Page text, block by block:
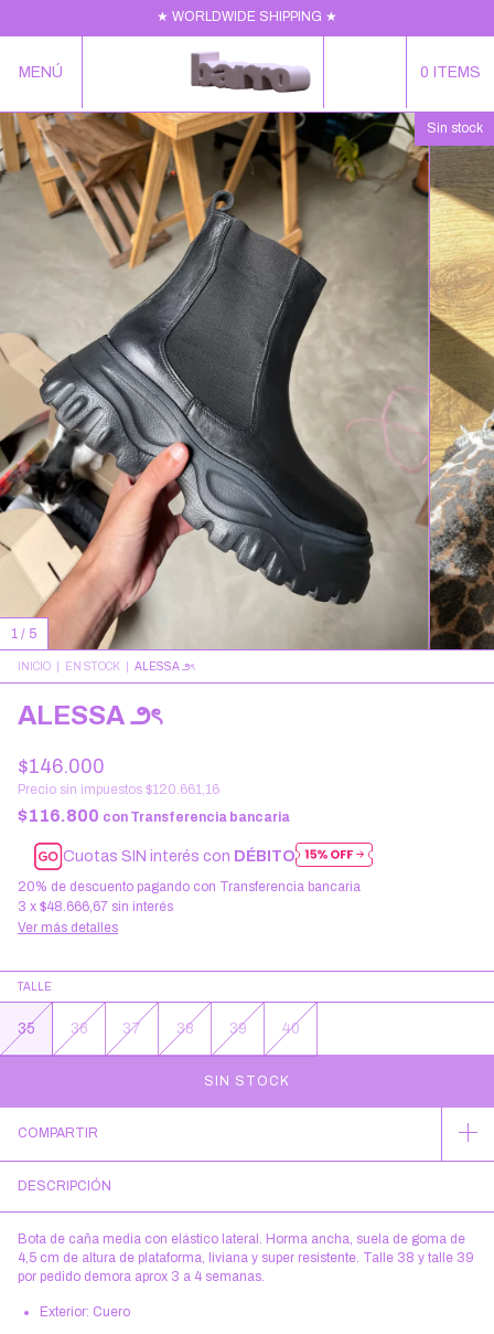
★ WORLDWIDE SHIPPING ★
MENÚ 0 ITEMS
Sin stock
1 / 5
INICIO EN STOCK ALESSA ౨ৎ
ALESSA ౨ৎ
$146.000
Precio sin impuestos $120.661,16
$116.800 con Transferencia bancaria
Cuotas SIN interés con DÉBITO
20% de descuento pagando con Transferencia bancaria
3 x $48.666,67 sin interés
Ver más detalles
TALLE
35 36 37 38 39 40
COMPARTIR
DESCRIPCIÓN
Bota de caña media con elástico lateral. Horma ancha, suela de goma de
4,5 cm de altura de plataforma, liviana y super resistente. Talle 38 y talle 39
por pedido demora aprox 3 a 4 semanas.
Exterior: Cuero